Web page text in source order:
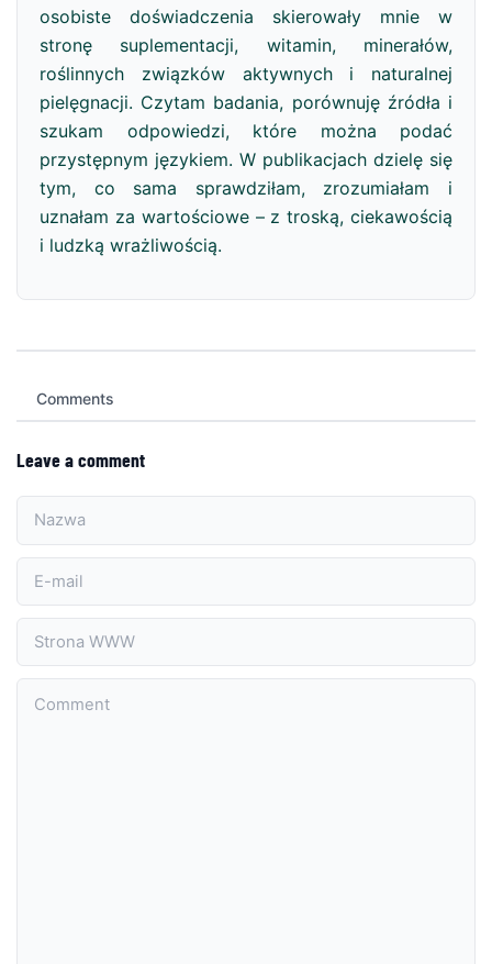
osobiste doświadczenia skierowały mnie w
stronę suplementacji, witamin, minerałów,
roślinnych związków aktywnych i naturalnej
pielęgnacji. Czytam badania, porównuję źródła i
szukam odpowiedzi, które można podać
przystępnym językiem. W publikacjach dzielę się
tym, co sama sprawdziłam, zrozumiałam i
uznałam za wartościowe – z troską, ciekawością
i ludzką wrażliwością.
Comments
Leave a comment